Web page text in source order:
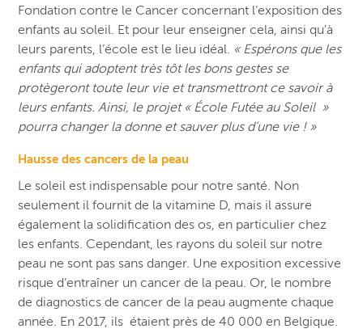
Fondation contre le Cancer concernant l’exposition des
enfants au soleil. Et pour leur enseigner cela, ainsi qu’à
leurs parents, l’école est le lieu idéal. « Espérons que les
enfants qui adoptent très tôt les bons gestes se
protègeront toute leur vie et transmettront ce savoir à
leurs enfants. Ainsi, le projet « École Futée au Soleil »
pourra changer la donne et sauver plus d’une vie ! »
Hausse des cancers de la peau
Le soleil est indispensable pour notre santé. Non
seulement il fournit de la vitamine D, mais il assure
également la solidification des os, en particulier chez
les enfants. Cependant, les rayons du soleil sur notre
peau ne sont pas sans danger. Une exposition excessive
risque d’entraîner un cancer de la peau. Or, le nombre
de diagnostics de cancer de la peau augmente chaque
année. En 2017, ils étaient près de 40 000 en Belgique.